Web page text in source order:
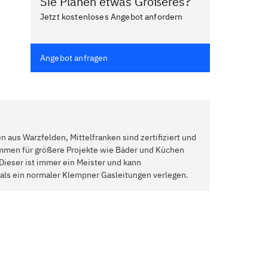
Jetzt kostenloses Angebot anfordern
Angebot anfragen
aus Warzfelden, Mittelfranken sind zertifiziert und
für größere Projekte wie Bäder und Küchen
ist immer ein Meister und kann
ein normaler Klempner Gasleitungen verlegen.